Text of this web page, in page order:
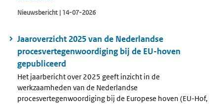
Nieuwsbericht | 14-07-2026
Jaaroverzicht 2025 van de Nederlandse
procesvertegenwoordiging bij de EU-hoven
gepubliceerd
Het jaarbericht over 2025 geeft inzicht in de
werkzaamheden van de Nederlandse
procesvertegenwoordiging bij de Europese hoven (EU-Hof,